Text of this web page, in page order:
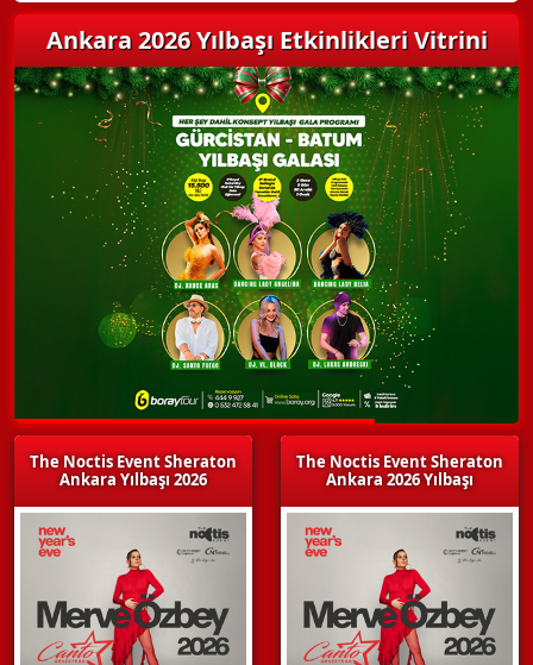
Ankara 2026 Yılbaşı Etkinlikleri Vitrini
The Noctis Event Sheraton
Ankara Yılbaşı 2026
The Noctis Event Sheraton
Ankara 2026 Yılbaşı